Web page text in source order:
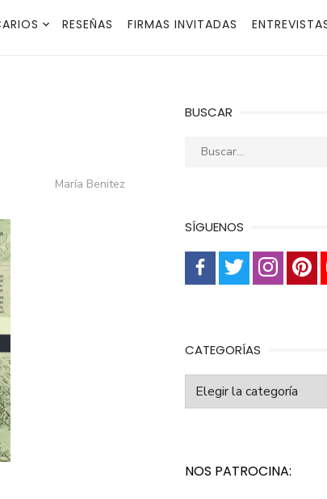
RESEÑAS FIRMAS INVITADAS
Autor
María Benitez
BUSCAR
Buscar:
SÍGUENOS
CATEGORÍAS
NOS PATROCINA: